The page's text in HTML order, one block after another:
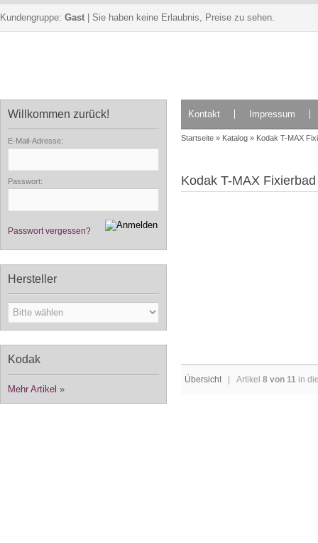
Kundengruppe: Gast | Sie haben keine Erlaubnis, Preise zu sehen.
Willkommen zurück!
E-Mail-Adresse:
Passwort:
Passwort vergessen?
Hersteller
Kodak
Mehr Artikel »
Kontakt Impressum
Startseite » Katalog » Kodak T-MAX
Kodak T-MAX
Übersicht| Artikel 8 von 11 in